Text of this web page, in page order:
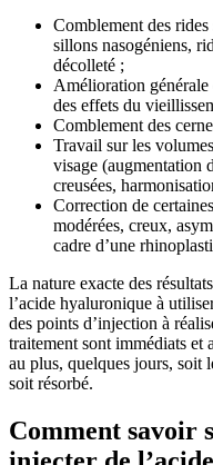
Comblement des
sillons nasogéniens,
décolleté ;
Amélioration générale
des effets du
Comblement des
Travail sur les
visage (augmentation
creusées,
Correction de
modérées, creux,
cadre d’une
La nature exacte des
l’acide hyaluronique à
des points d’injection à
traitement sont immédiats et
au plus, quelques jours, soit
soit résorbé.
Comment savoir